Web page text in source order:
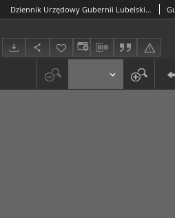
Dziennik Urzędowy Gubernii Lubelskiey 1846, Nr 24 (1/13 czerw.)